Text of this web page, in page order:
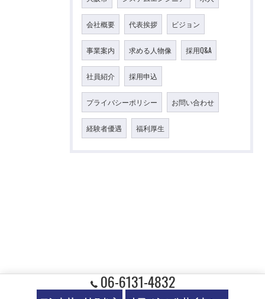
会社概要 代表挨拶 ビジョン
事業案内 求める人物像 採用Q&A
社員紹介 採用申込
プライバシーポリシー お問い合わせ
経験者優遇 福利厚生
06-6131-4832